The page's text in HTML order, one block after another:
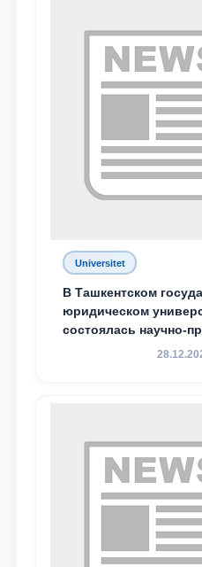
отправить
Universitet
В Ташкентском
юридическом
состоялась научно-
конференция